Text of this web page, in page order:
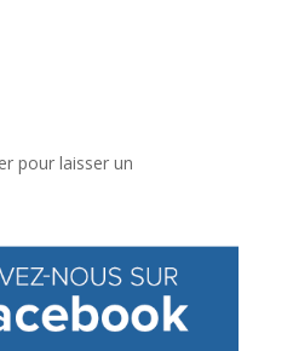
pour laisser un